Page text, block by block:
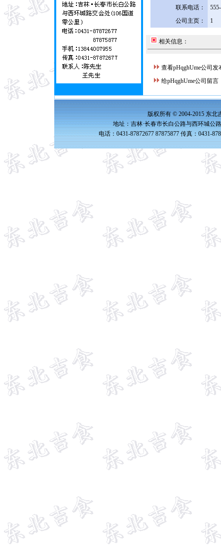
联系电话：
公司主页：
1
相关信息：
查看pHqghUme公司发
给pHqghUme公司留言
版权所有 © 2004-2015 东北
地址：吉林·长春市长白公路与西环城公
电话：0431-87872677 87875877 传真：0431-